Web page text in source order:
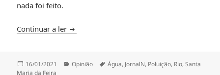
nada foi feito.
Continuar a ler As constantes descargas poluentes nos rios
Publicado
a
16/01/2021 Categorias
Opinião Etiquetas
Água, JornalN, Poluição, Rio,Santa
Maria da Feira